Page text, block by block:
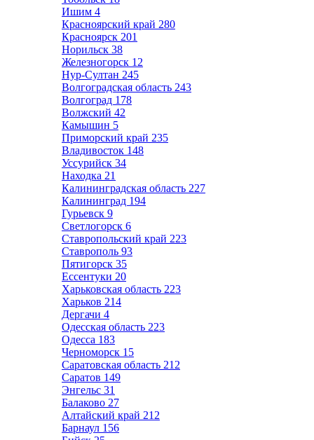
Ишим 4
Красноярский край 280
Красноярск 201
Норильск 38
Железногорск 12
Нур-Султан 245
Волгоградская область 243
Волгоград 178
Волжский 42
Камышин 5
Приморский край 235
Владивосток 148
Уссурийск 34
Находка 21
Калининградская область 227
Калининград 194
Гурьевск 9
Светлогорск 6
Ставропольский край 223
Ставрополь 93
Пятигорск 35
Ессентуки 20
Харьковская область 223
Харьков 214
Дергачи 4
Одесская область 223
Одесса 183
Черноморск 15
Саратовская область 212
Саратов 149
Энгельс 31
Балаково 27
Алтайский край 212
Барнаул 156